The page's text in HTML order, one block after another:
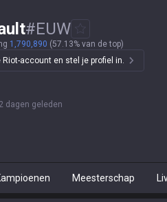
#EUW
1,790,890 (57.13% van de top)
Riot-account en stel je profiel in.
2 dagen geleden
Meesterschap